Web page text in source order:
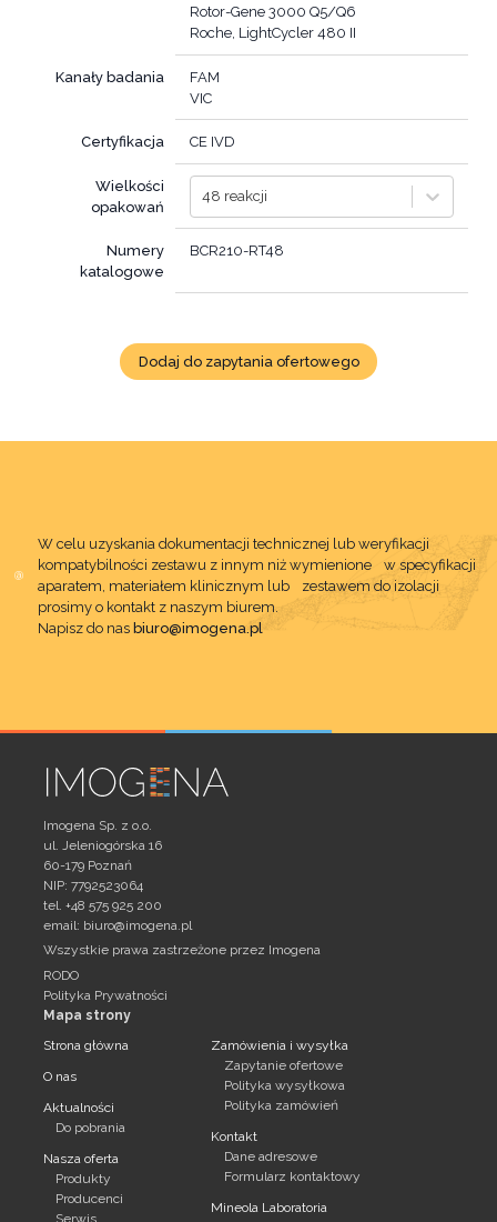
Rotor-Gene 3000 Q5/Q6
Roche, LightCycler 480 II
Kanały badania
FAM
VIC
Certyfikacja CE IVD
Wielkości
opakowań
48 reakcji
Numery
katalogowe
BCR210-RT48
Dodaj do zapytania ofertowego
W celu uzyskania dokumentacji technicznej lub weryfikacji
kompatybilności zestawu z innym niż wymienione w specyfikacji
aparatem, materiałem klinicznym lub zestawem do izolacji
prosimy o kontakt z naszym biurem.
Napisz do nas biuro@imogena.pl
Imogena Sp. z o.o.
ul. Jeleniogórska 16
60-179 Poznań
NIP: 7792523064
tel. +48 575 925 200
email: biuro@imogena.pl
Wszystkie prawa zastrzeżone przez Imogena
RODO
Polityka Prywatności
Mapa strony
Strona główna
O nas
Aktualności
Do pobrania
Nasza oferta
Produkty
Producenci
Serwis
Zamówienia i wysyłka
Zapytanie ofertowe
Polityka wysyłkowa
Polityka zamówień
Kontakt
Dane adresowe
Formularz kontaktowy
Mineola Laboratoria